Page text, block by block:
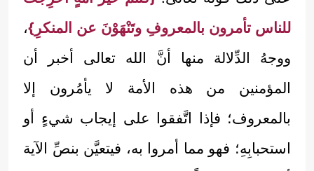
للناس تأمرون بالمعروفِ وتَنْهَوْنَ عن المنكرِ}،
ووجهُ الدِّلالة منها أنَّ الله تعالى أخبر أن
المؤمنين من هذه الأمة لا يأمُرون إلا
بالمعروف؛ فإذا اتَّفقوا على إيجاب شيءٍ أو
استحبابِهِ؛ فهو مما أمروا به، فيتعيَّن بنصِّ الآية